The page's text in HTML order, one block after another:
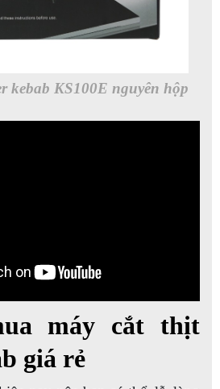
kebab KS100E nguyên hộp
máy cắt thịt
giá rẻ